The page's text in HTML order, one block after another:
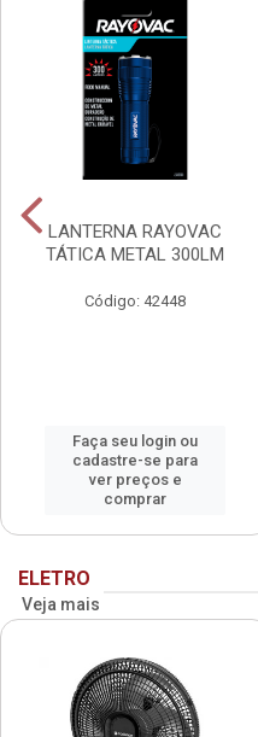
LANTERNA RAYOVAC
TÁTICA METAL 300LM
Código: 42448
Faça seu login ou
cadastre-se para
ver preços e
comprar
ELETRO
Veja mais